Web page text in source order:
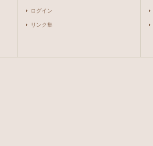
ログイン
リンク集